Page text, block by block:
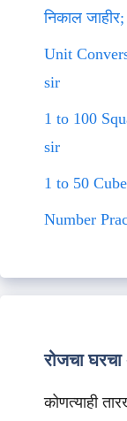
निकाल
Unit
sir
1 to 100
sir
1 to 50
Number
रोजचा
कोणत्याही